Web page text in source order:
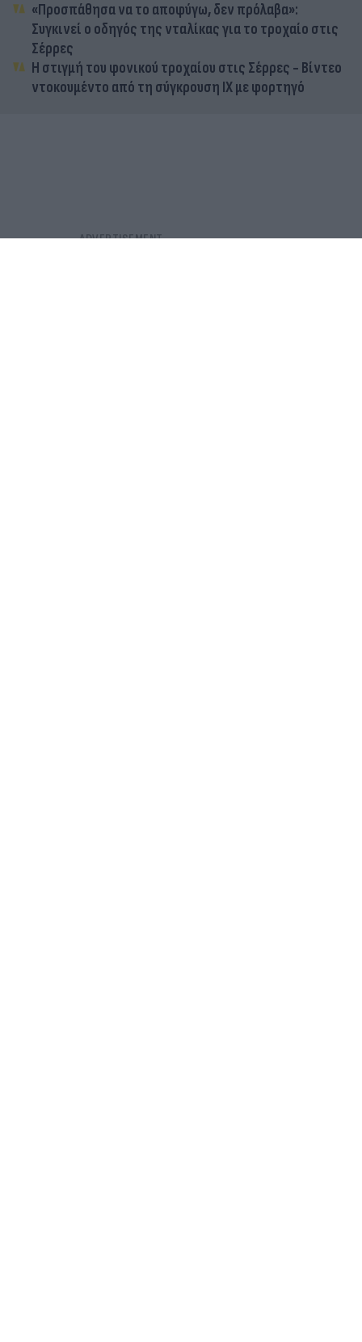
«Προσπάθησα να το αποφύγω, δεν πρόλαβα»:
Συγκινεί ο οδηγός της νταλίκας για το τροχαίο στις
Σέρρες
Η στιγμή του φονικού τροχαίου στις Σέρρες - Βίντεο
ντοκουμέντο από τη σύγκρουση ΙΧ με φορτηγό